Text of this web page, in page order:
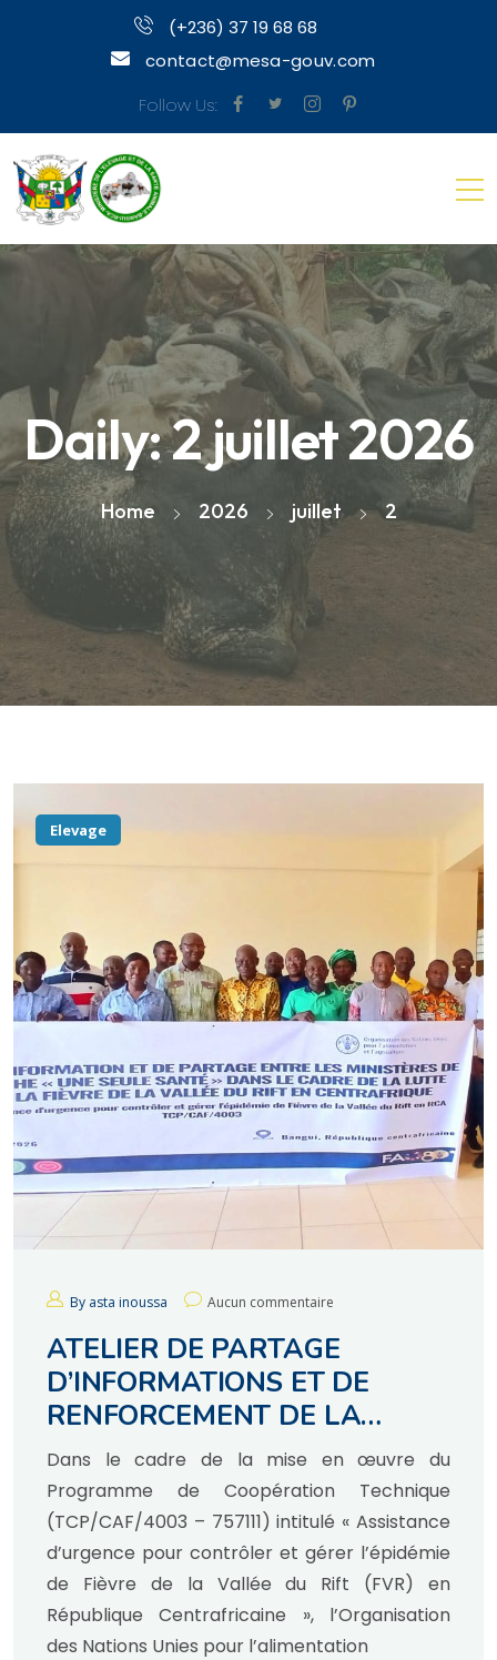
(+236) 37 19 68 68
contact@mesa-gouv.com
Follow Us:
Daily: 2 juillet 2026
Home 2026 juillet 2
Elevage
By asta inoussa Aucun commentaire
ATELIER DE PARTAGE
D’INFORMATIONS ET DE
RENFORCEMENT DE LA
COLLABORATION
INTERSECTORIELLE POUR LA
LUTTE CONTRE LA FIÈVRE DE
LA VALLÉE DU RIFT EN
RÉPUBLIQUE
CENTRAFRICAINE .
Dans le cadre de la mise en œuvre du
Programme de Coopération Technique
(TCP/CAF/4003 – 757111) intitulé « Assistance
d’urgence pour contrôler et gérer l’épidémie
de Fièvre de la Vallée du Rift (FVR) en
République Centrafricaine », l’Organisation
des Nations Unies pour l’alimentation